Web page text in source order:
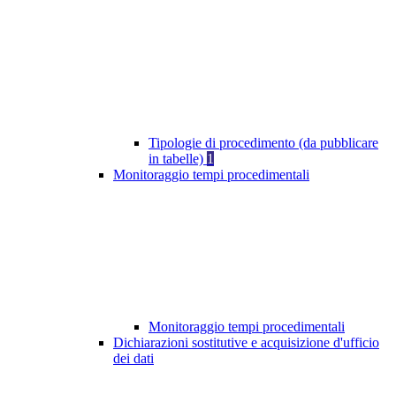
Tipologie di procedimento (da pubblicare
in tabelle) 1
Monitoraggio tempi procedimentali
Monitoraggio tempi procedimentali
Dichiarazioni sostitutive e acquisizione d'ufficio
dei dati